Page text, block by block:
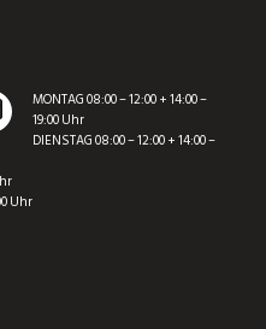
MONTAG 08:00 – 12:00 + 14:00 –
19:00 Uhr
DIENSTAG 08:00 – 12:00 + 14:00 –
Uhr